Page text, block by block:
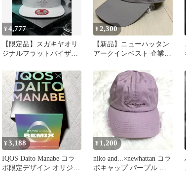
¥4,777
【限定品】スガキヤオリ
ジナルフラットバイザー
newhattan製
¥2,300
【新品】ニューハッタン
アークインベスト 企業ロ
帽子
¥3,188
IQOS Daito Manabe コラ
ボ限定デザイン オリジナ
¥ 1,200
niko and...×newhattan コラ
ボキャップ パープル 紫